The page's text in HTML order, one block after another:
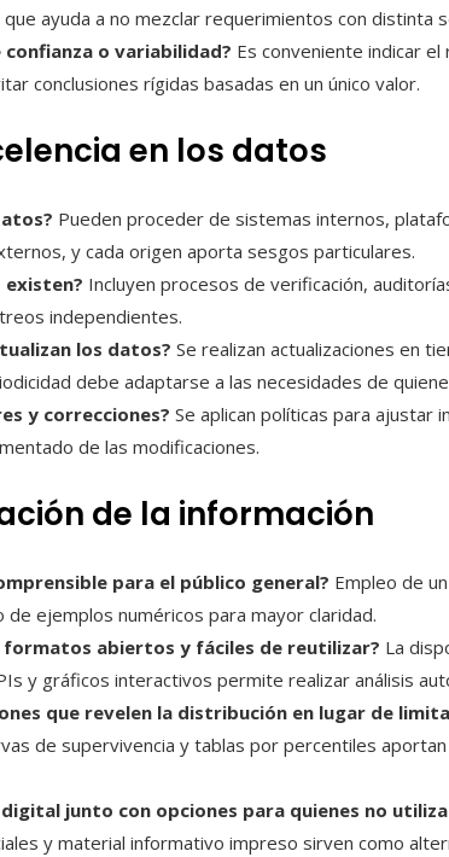
ayuda a no mezclar requerimientos con distinta
o variabilidad? Es conveniente indicar
conclusiones rígidas basadas en un único valor.
en los datos
Pueden proceder de sistemas internos,
y cada origen aporta sesgos particulares.
existen? Incluyen procesos de verificación,
independientes.
los datos? Se realizan actualizaciones en
debe adaptarse a las necesidades de
y correcciones? Se aplican políticas para ajustar
de las modificaciones.
de la información
para el público general? Empleo de
de ejemplos numéricos para mayor claridad.
formatos abiertos y fáciles de reutilizar? La
y gráficos interactivos permite realizar análisis
que revelen la distribución en lugar de
de supervivencia y tablas por percentiles
digital junto con opciones para quienes no
y material informativo impreso sirven como